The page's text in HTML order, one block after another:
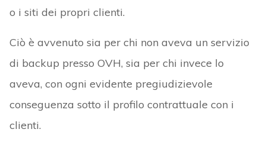
o i siti dei propri clienti.
Ciò è avvenuto sia per chi non aveva un servizio
di backup presso OVH, sia per chi invece lo
aveva, con ogni evidente pregiudizievole
conseguenza sotto il profilo contrattuale con i
clienti.